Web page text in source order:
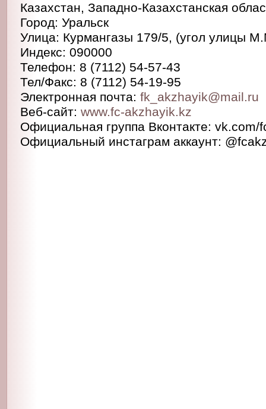
Казахстан, Западно-Казахстанская
Город: Уральск
Улица: Курмангазы 179/5, (угол улицы
Индекс: 090000
Телефон: 8 (7112) 54-57-43
Тел/Факс: 8 (7112) 54-19-95
Электронная почта:fk_akzhayik@mail.ru
Веб-сайт:www.fc-akzhayik.kz
Официальная группа Вконтакте: vk.com/
Официальный инстаграм аккаунт: